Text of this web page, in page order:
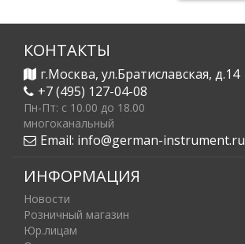
КОНТАКТЫ
г.Москва, ул.Братиславская, д.14
+7 (495) 127-04-08
Пн-Пт: c 10.00 до 18.00
многоканальный
Email: info@german-instrument.ru
ИНФОРМАЦИЯ
Новости
Розничный магазин
Юр.лицам